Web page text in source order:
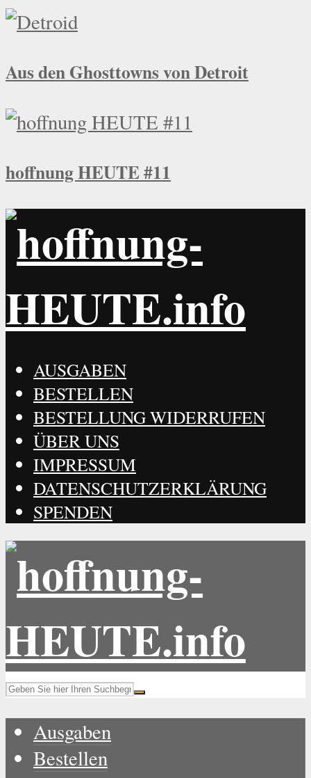
Aus den Ghosttowns von Detroit
hoffnung HEUTE #11
AUSGABEN
BESTELLEN
BESTELLUNG WIDERRUFEN
ÜBER UNS
IMPRESSUM
DATENSCHUTZERKLÄRUNG
SPENDEN
Ausgaben
Bestellen